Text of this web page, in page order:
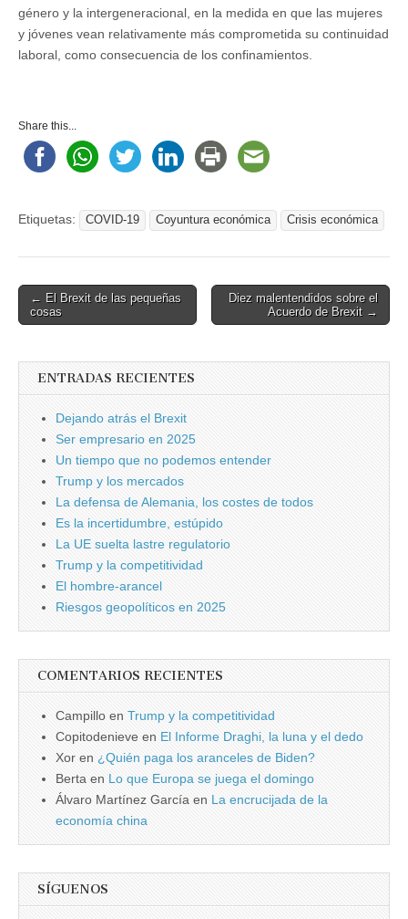
género y la intergeneracional, en la medida en que las mujeres
y jóvenes vean relativamente más comprometida su continuidad
laboral, como consecuencia de los confinamientos.
Share this...
Etiquetas: COVID-19 Coyuntura económica Crisis económica
Post
navigation
← El Brexit de las pequeñas
cosas
Diez malentendidos sobre el
Acuerdo de Brexit →
ENTRADAS RECIENTES
Dejando atrás el Brexit
Ser empresario en 2025
Un tiempo que no podemos entender
Trump y los mercados
La defensa de Alemania, los costes de todos
Es la incertidumbre, estúpido
La UE suelta lastre regulatorio
Trump y la competitividad
El hombre-arancel
Riesgos geopolíticos en 2025
COMENTARIOS RECIENTES
Campillo en Trump y la competitividad
Copitodenieve en El Informe Draghi, la luna y el dedo
Xor en ¿Quién paga los aranceles de Biden?
Berta en Lo que Europa se juega el domingo
Álvaro Martínez García en La encrucijada de la
economía china
SÍGUENOS